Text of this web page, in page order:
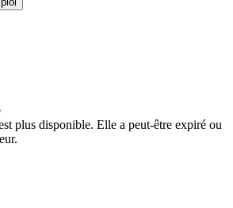
plus disponible. Elle a peut-être expiré ou